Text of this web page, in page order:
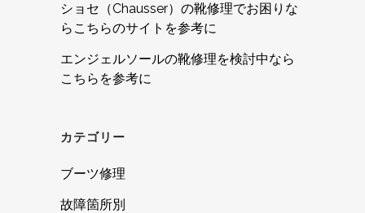
ショセ（Chausser）の靴修理でお困りな
らこちらのサイトを参考に
エンジェルソールの靴修理を検討中なら
こちらを参考に
カテゴリー
ブーツ修理
故障箇所別